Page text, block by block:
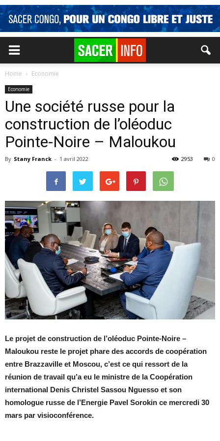
Home Economie
Economie
Une société russe pour la
construction de l’oléoduc
Pointe-Noire – Maloukou
By Stany Franck - 1 avril 2022 0
2953
Le projet de construction de l’oléoduc Pointe-Noire –
Maloukou reste le projet phare des accords de coopération
entre Brazzaville et Moscou, c’est ce qui ressort de la
réunion de travail qu’a eu le ministre de la Coopération
international Denis Christel Sassou Nguesso et son
homologue russe de l’Energie Pavel Sorokin ce mercredi 30
mars par visioconférence.